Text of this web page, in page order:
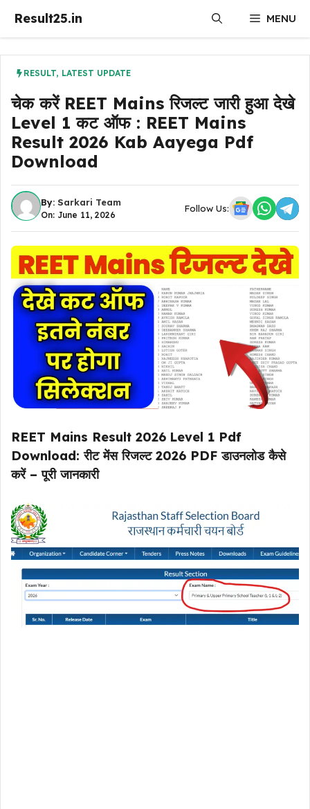
Result25.in MENU
RESULT, LATEST UPDATE
चेक करें REET Mains रिजल्ट जारी हुआ देखे
Level 1 कट ऑफ : REET Mains
Result 2026 Kab Aayega Pdf
Download
By: Sarkari Team
On: June 11, 2026
Follow Us:
REET Mains Result 2026 Level 1 Pdf
Download: रीट मेंस रिजल्ट 2026 PDF डाउनलोड कैसे
करें – पूरी जानकारी